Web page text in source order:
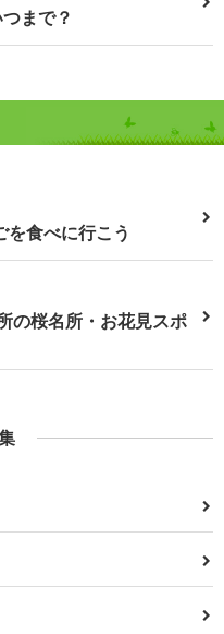
まで？
食べに行こう
の桜名所・お花見スポ